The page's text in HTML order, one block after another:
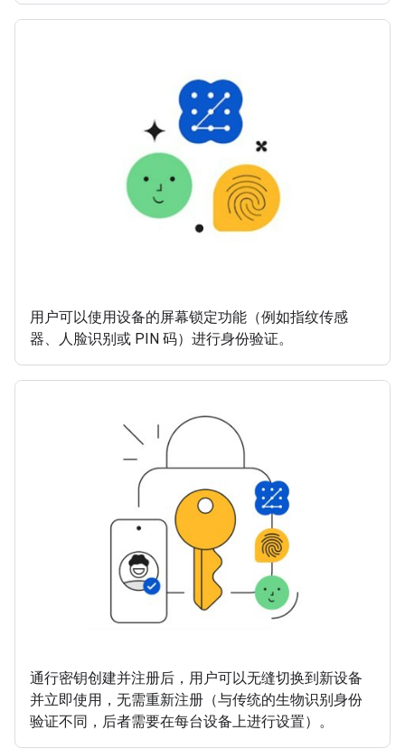
用户可以使用设备的屏幕锁定功能（例如指纹传感
器、人脸识别或 PIN 码）进行身份验证。
通行密钥创建并注册后，用户可以无缝切换到新设备
并立即使用，无需重新注册（与传统的生物识别身份
验证不同，后者需要在每台设备上进行设置）。